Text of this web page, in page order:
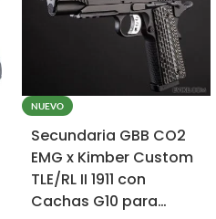
NUEVO
Secundaria GBB CO2
EMG x Kimber Custom
TLE/RL II 1911 con
Cachas G10 para